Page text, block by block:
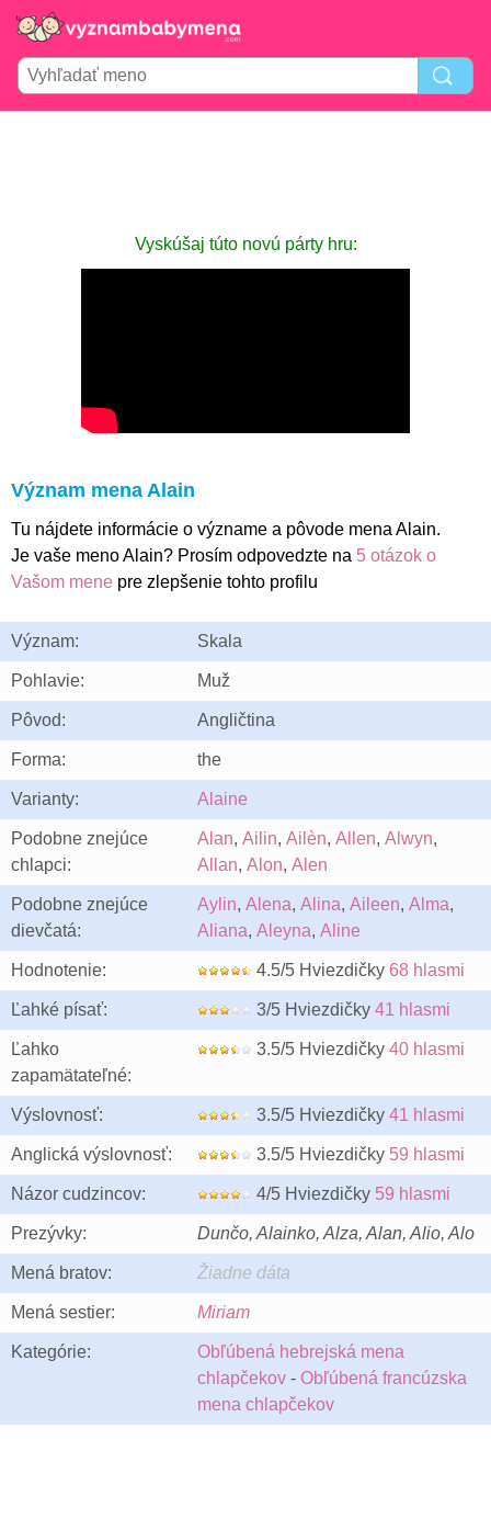
Vyskúšaj túto novú párty hru:
Význam mena Alain
Tu nájdete informácie o význame a pôvode mena Alain.
Je vaše meno Alain? Prosím odpovedzte na 5 otázok o
Vašom mene pre zlepšenie tohto profilu
Význam: Skala
Pohlavie: Muž
Pôvod: Angličtina
Forma: the
Varianty: Alaine
Podobne znejúce
chlapci:
Alan, Ailin, Ailèn, Allen, Alwyn,
Allan, Alon, Alen
Podobne znejúce
dievčatá:
Aylin, Alena, Alina, Aileen, Alma,
Aliana, Aleyna, Aline
Hodnotenie: 4.5/5 Hviezdičky 68 hlasmi
Ľahké písať: 3/5 Hviezdičky 41 hlasmi
Ľahko
zapamätateľné:
3.5/5 Hviezdičky 40 hlasmi
Výslovnosť: 3.5/5 Hviezdičky 41 hlasmi
Anglická výslovnosť: 3.5/5 Hviezdičky 59 hlasmi
Názor cudzincov: 4/5 Hviezdičky 59 hlasmi
Prezývky: Dunčo, Alainko, Alza, Alan, Alio, Alo
Mená bratov: Žiadne dáta
Mená sestier: Miriam
Kategórie:
Obľúbená hebrejská mena
chlapčekov - Obľúbená francúzska
mena chlapčekov